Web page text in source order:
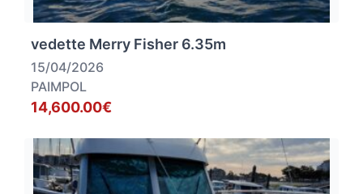
vedette Merry Fisher 6.35m
15/04/2026
PAIMPOL
14,600.00€